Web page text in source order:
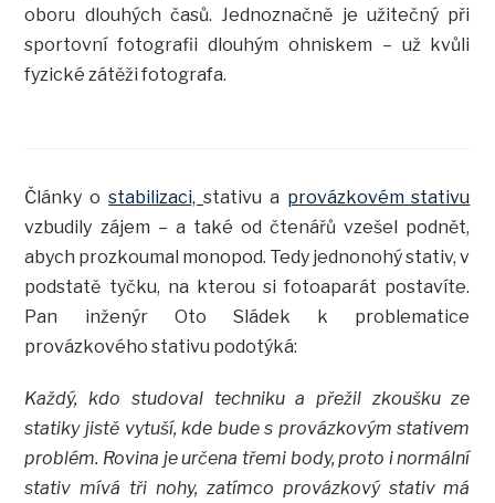
oboru dlouhých časů. Jednoznačně je užitečný při
sportovní fotografii dlouhým ohniskem – už kvůli
fyzické zátěži fotografa.
Články ostabilizaci, stativu a provázkovém stativu
vzbudily zájem – a také od čtenářů vzešel podnět,
abych prozkoumal monopod. Tedy jednonohý stativ, v
podstatě tyčku, na kterou si fotoaparát postavíte.
Pan inženýr Oto Sládek k problematice
provázkového stativu podotýká:
Každý, kdo studoval techniku a přežil zkoušku ze
statiky jistě vytuší, kde bude s provázkovým stativem
problém. Rovina je určena třemi body, proto i normální
stativ mívá tři nohy, zatímco provázkový stativ má